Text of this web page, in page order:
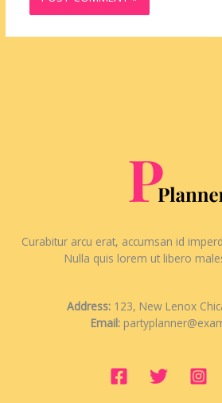
Curabitur arcu erat, accumsan id
Nulla quis lorem ut libero
Address: 123, New Lenox
Email: